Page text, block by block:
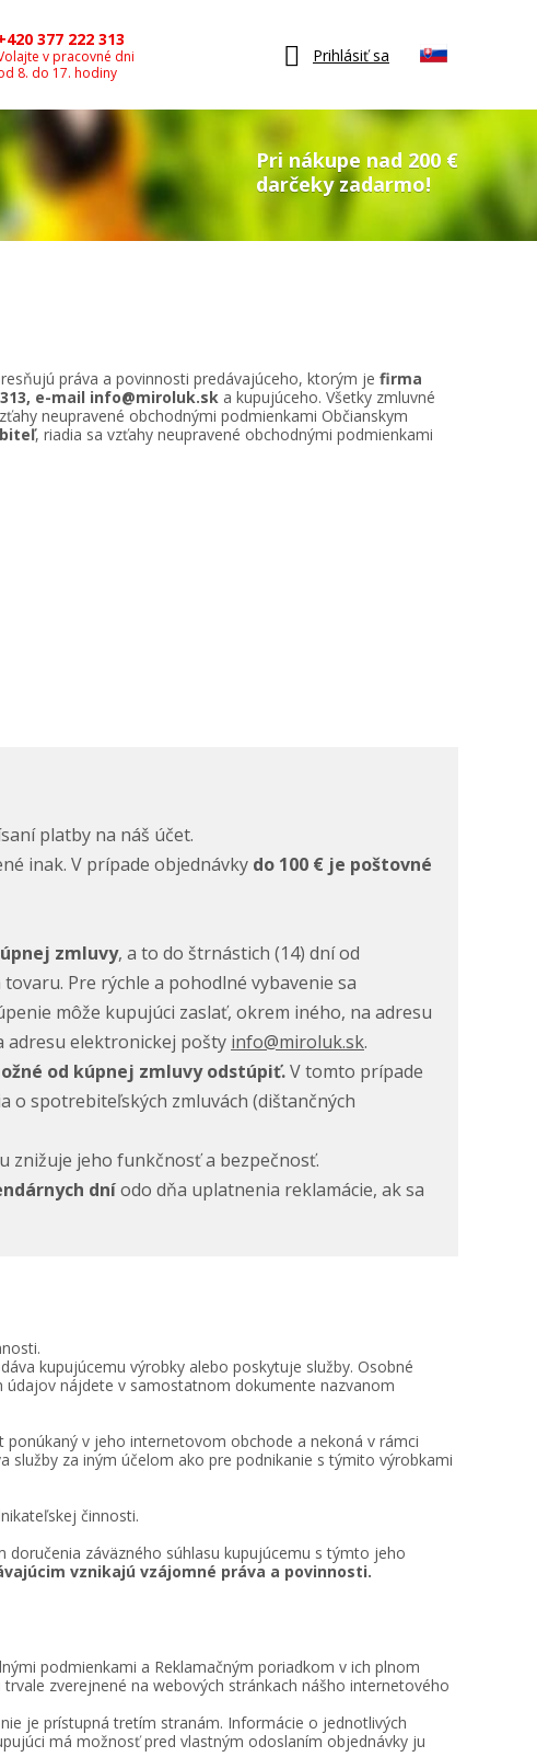
377 222 313
v pracovné dni
8. do 17. hodiny
Prihlásiť sa
Pri nákupe nad 200 €
darčeky zadarmo!
práva a povinnosti predávajúceho, ktorým je firma
, e-mail info@miroluk.sk a kupujúceho. Všetky zmluvné
neupravené obchodnými podmienkami Občianskym
, riadia sa vzťahy neupravené obchodnými podmienkami
platby na náš účet.
inak. V prípade objednávky do 100 € je poštovné
zmluvy, a to do štrnástich (14) dní od
tovaru. Pre rýchle a pohodlné vybavenie sa
môže kupujúci zaslať, okrem iného, na adresu
adresu elektronickej pošty info@miroluk.sk.
od kúpnej zmluvy odstúpiť.V tomto prípade
o spotrebiteľských zmluvách (dištančných
znižuje jeho funkčnosť a bezpečnosť.
dníodo dňa uplatnenia reklamácie, ak sa
kupujúcemu výrobky alebo poskytuje služby. Osobné
údajov nájdete v samostatnom dokumente nazvanom
v jeho internetovom obchode a nekoná v rámci
služby za iným účelom ako pre podnikanie s týmito výrobkami
činnosti.
záväzného súhlasu kupujúcemu s týmto jeho
vznikajú vzájomné práva a povinnosti.
podmienkami a Reklamačným poriadkom v ich plnom
zverejnené na webových stránkach nášho internetového
je prístupná tretím stranám. Informácie o jednotlivých
má možnosť pred vlastným odoslaním objednávky ju